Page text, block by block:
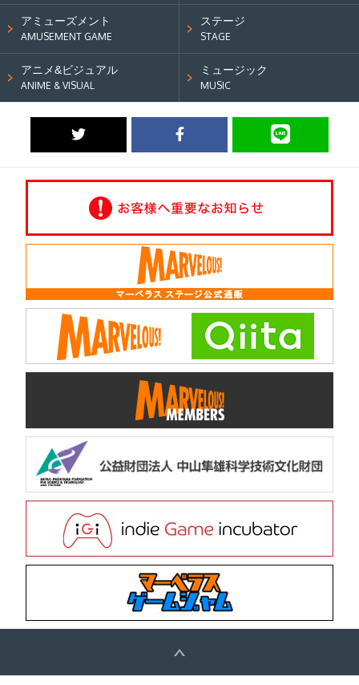
アミューズメント
AMUSEMENT GAME
ステージ
STAGE
アニメ&ビジュアル
ANIME & VISUAL
ミュージック
MUSIC